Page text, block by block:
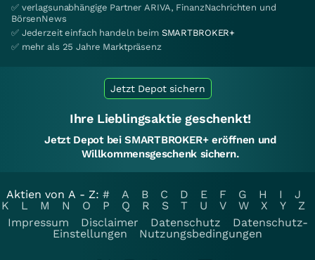
✅ verlagsunabhängige Partner ARIVA, FinanzNachrichten und
BörsenNews
✅ Jederzeit einfach handeln beim SMARTBROKER+
✅ mehr als 25 Jahre Marktpräsenz
Jetzt Depot sichern
Ihre Lieblingsaktie geschenkt!
Jetzt Depot bei SMARTBROKER+ eröffnen und
Willkommensgeschenk sichern.
Aktien von A - Z: # A B C D E F G H I
J
K
L M N O P Q R S T U V W X Y
Z
Impressum
Disclaimer Datenschutz
Datenschutz-
Einstellungen
Nutzungsbedingungen